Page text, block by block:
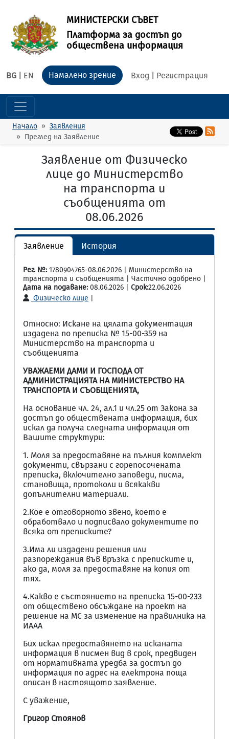
МИНИСТЕРСКИ СЪВЕТ
Платформа за достъп до
обществена информация
BG EN Вход Регистрация
Намалено зрение
Начало
Заявления
Преглед на Заявление
Заявление от Физическо
лице до Министерство
на транспорта и
съобщенията от
08.06.2026
Заявление История
Рег. №: 1780904765-08.06.2026 | Министерство на
транспорта и съобщенията | Частично одобрено |
Дата на подаване: 08.06.2026 | Срок:22.06.2026
Физическо лице
Относно: Искане на цялата документация
издадена по преписка № 15-00-359 на
Министерство на транспорта и
съобщенията
УВАЖАЕМИ ДАМИ И ГОСПОДА ОТ
АДМИНИСТРАЦИЯТА НА МИНИСТЕРСТВО НА
ТРАНСПОРТА И СЪОБЩЕНИЯТА,
На основание чл. 24, ал.1 и чл.25 от Закона за
достъп до обществената информация, бих
искал да получа следната информация от
Вашите структури:
1. Моля за предоставяне на пълния комплект
документи, свързани с горепосочената
преписка, включително заповеди, писма,
становища, протоколи и всякакви
допълнителни материали.
2.Кое е отговорното звено, което е
обработвало и подписвало документите по
всяка от преписките?
3.Има ли издадени решения или
разпореждания във връзка с преписките и,
ако да, моля за предоставяне на копия от
тях.
4.Какво е състоянието на преписка 15-00-233
от обществено обсъждане на проект на
решение на МС за изменение на правилника на
ИААА
Бих искал предоставянето на исканата
информация в писмен вид в срок, предвиден
от нормативната уредба за достъп до
информация по адрес на електрона поща
описан в настоящото заявление.
С уважение,
Григор Стоянов